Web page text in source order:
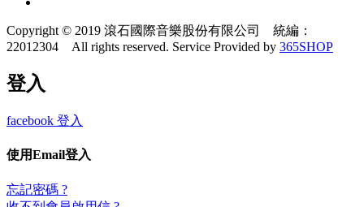
Copyright © 2019 滾石國際音樂股份有限公司 統編：
22012304 All rights reserved. Service Provided by 365SHOP
登入
facebook 登入
使用Email登入
忘記密碼 ?